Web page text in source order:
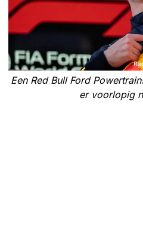
Een Red Bull Ford
er voorlopig